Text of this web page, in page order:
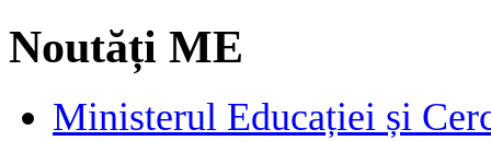
Noutăți ME
Ministerul Educației și